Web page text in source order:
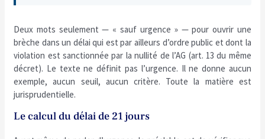
Deux mots seulement — « sauf urgence » — pour ouvrir une
brèche dans un délai qui est par ailleurs d’ordre public et dont la
violation est sanctionnée par la nullité de l’AG (art. 13 du même
décret). Le texte ne définit pas l’urgence. Il ne donne aucun
exemple, aucun seuil, aucun critère. Toute la matière est
jurisprudentielle.
Le calcul du délai de 21 jours